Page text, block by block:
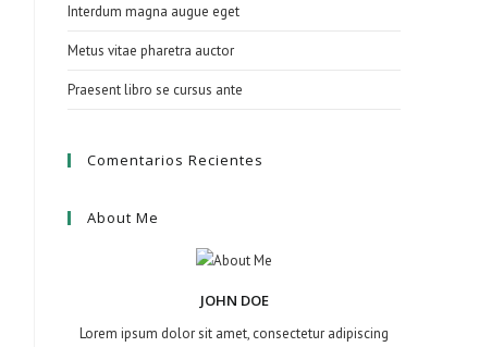
Interdum magna augue eget
Metus vitae pharetra auctor
Praesent libro se cursus ante
Comentarios Recientes
About Me
JOHN DOE
Lorem ipsum dolor sit amet, consectetur adipiscing